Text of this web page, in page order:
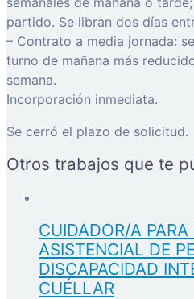
partido. Se libran dos días
– Contrato a media jornada:
turno de mañana más
semana.
Incorporación inmediata.
Se cerró el plazo de solicitud.
Otros trabajos que te
CUIDADOR/A PARA
ASISTENCIAL DE
DISCAPACIDAD
CUÉLLAR